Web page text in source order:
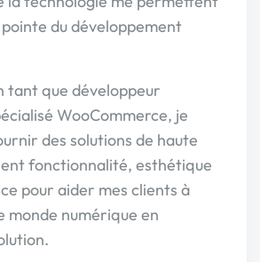
du développement
tant que développeur
WooCommerce, je
des solutions de haute
fonctionnalité, esthétique
pour aider mes clients à
monde numérique en